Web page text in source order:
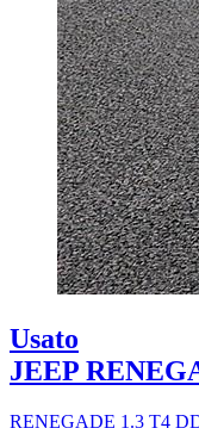
Usato
JEEP
RENEGADE 1.3 T4